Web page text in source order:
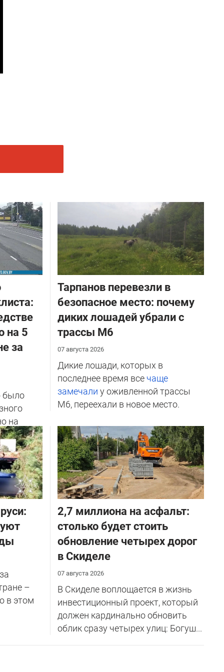
на 5
за
было
на
Тарпанов перевезли в
безопасное место: почему
диких лошадей убрали с
трассы М6
07 августа 2026
Дикие лошади, которых в
последнее время все чаще
замечали у оживленной трассы
М6, переехали в новое место.
–
в этом
2,7 миллиона на асфальт:
столько будет стоить
обновление четырех дорог
в Скиделе
07 августа 2026
В Скиделе воплощается в жизнь
инвестиционный проект, который
должен кардинально обновить
облик сразу четырех улиц: Богуш...